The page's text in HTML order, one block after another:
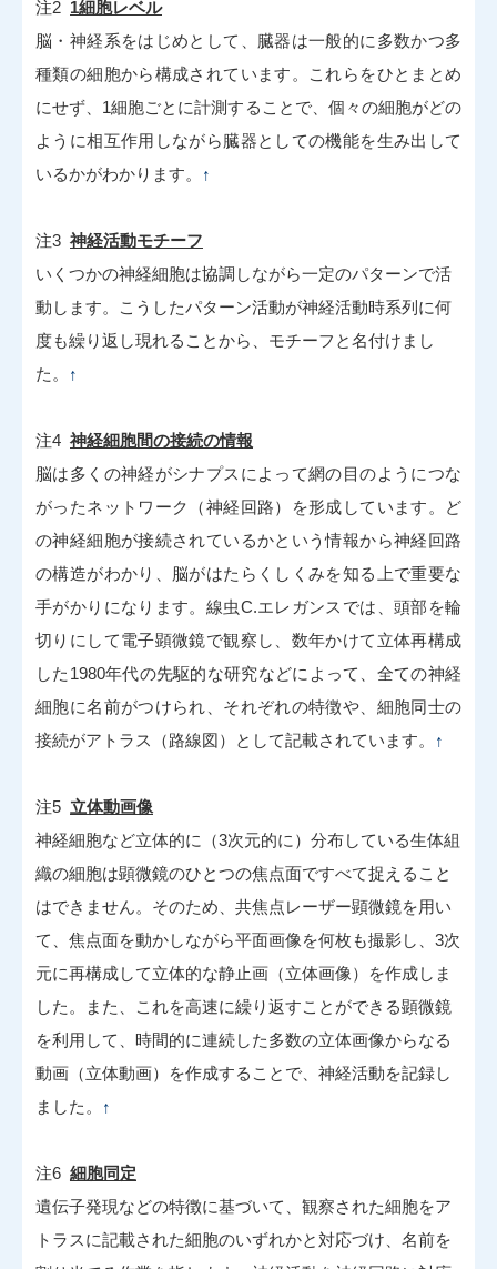
注2 1細胞レベル
脳・神経系をはじめとして、臓器は一般的に多数かつ多
種類の細胞から構成されています。これらをひとまとめ
にせず、1細胞ごとに計測することで、個々の細胞がどの
ように相互作用しながら臓器としての機能を生み出して
いるかがわかります。
↑
注3 神経活動モチーフ
いくつかの神経細胞は協調しながら一定のパターンで活
動します。こうしたパターン活動が神経活動時系列に何
度も繰り返し現れることから、モチーフと名付けまし
た。
↑
注4 神経細胞間の接続の情報
脳は多くの神経がシナプスによって網の目のようにつな
がったネットワーク（神経回路）を形成しています。ど
の神経細胞が接続されているかという情報から神経回路
の構造がわかり、脳がはたらくしくみを知る上で重要な
手がかりになります。線虫C.エレガンスでは、頭部を輪
切りにして電子顕微鏡で観察し、数年かけて立体再構成
した1980年代の先駆的な研究などによって、全ての神経
細胞に名前がつけられ、それぞれの特徴や、細胞同士の
接続がアトラス（路線図）として記載されています。
↑
注5 立体動画像
神経細胞など立体的に（3次元的に）分布している生体組
織の細胞は顕微鏡のひとつの焦点面ですべて捉えること
はできません。そのため、共焦点レーザー顕微鏡を用い
て、焦点面を動かしながら平面画像を何枚も撮影し、3次
元に再構成して立体的な静止画（立体画像）を作成しま
した。また、これを高速に繰り返すことができる顕微鏡
を利用して、時間的に連続した多数の立体画像からなる
動画（立体動画）を作成することで、神経活動を記録し
ました。
↑
注6 細胞同定
遺伝子発現などの特徴に基づいて、観察された細胞をア
トラスに記載された細胞のいずれかと対応づけ、名前を